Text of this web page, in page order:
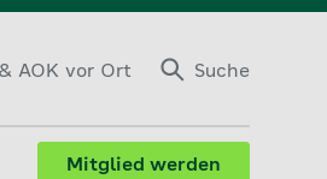
& AOK vor Ort Suche
Mitglied werden